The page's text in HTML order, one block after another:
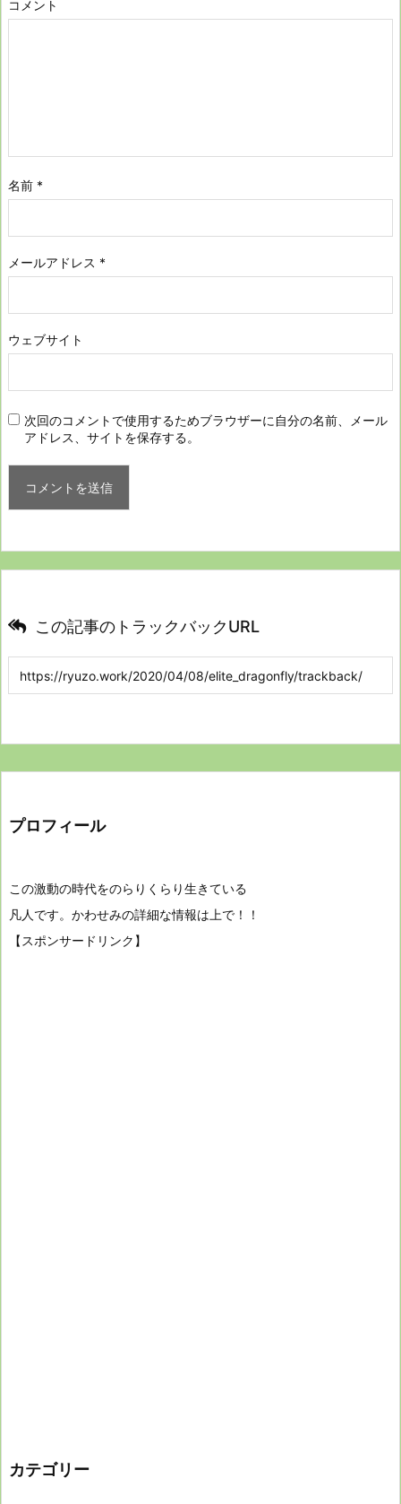
コメント
名前 *
メールアドレス *
ウェブサイト
次回のコメントで使用するためブラウザーに自分の名前、メール
アドレス、サイトを保存する。
この記事のトラックバックURL
プロフィール
この激動の時代をのらりくらり生きている
凡人です。かわせみの詳細な情報は上で！！
【スポンサードリンク】
カテゴリー